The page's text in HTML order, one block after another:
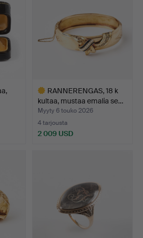
RANNERENGAS, 18 k
kultaa, mustaa emalia se…
Myyty 6 touko 2026
4 tarjousta
2 009 USD